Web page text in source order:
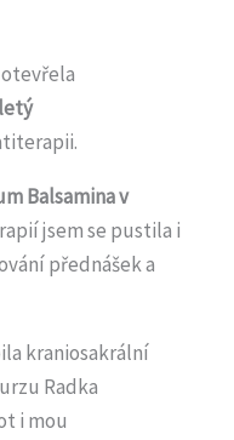
Balsamina v
jsem se pustila i
přednášek a
kraniosakrální
Radka
i mou